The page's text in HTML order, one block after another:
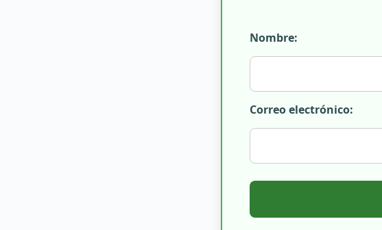
Nombre:
Correo electrónico: